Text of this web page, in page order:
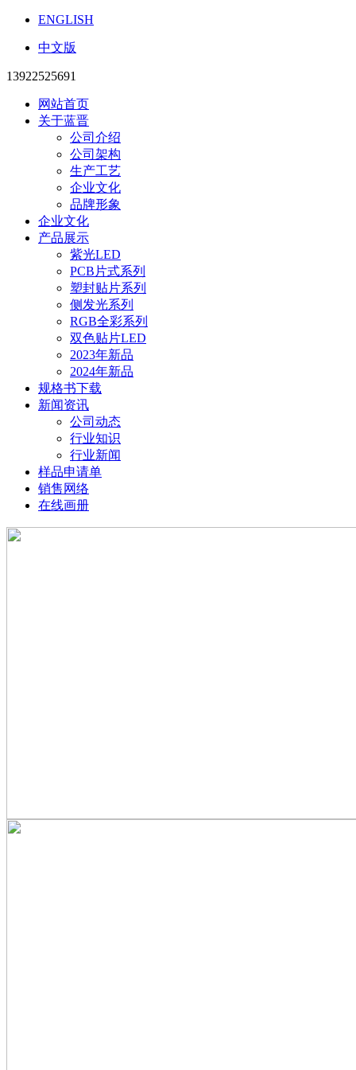
ENGLISH
中文版
13922525691
网站首页
关于蓝晋
公司介绍
公司架构
生产工艺
企业文化
品牌形象
企业文化
产品展示
紫光LED
PCB片式系列
塑封贴片系列
侧发光系列
RGB全彩系列
双色贴片LED
2023年新品
2024年新品
规格书下载
新闻资讯
公司动态
行业知识
行业新闻
样品申请单
销售网络
在线画册